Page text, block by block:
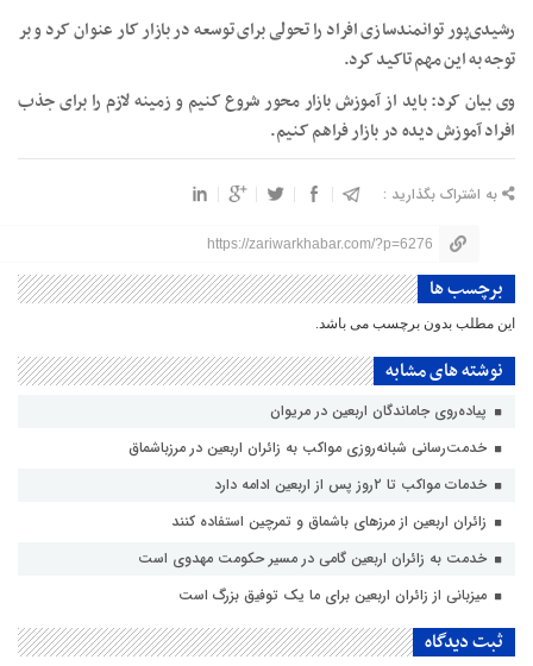
رشیدی‌پور توانمندسازی افراد را تحولی برای توسعه در بازار کار عنوان کرد و بر
توجه به این مهم تاکید کرد.
وی بیان کرد: باید از آموزش بازار محور شروع کنیم و زمینه لازم را برای جذب
افراد آموزش دیده در بازار فراهم کنیم.
به اشتراک بگذارید :
https://zariwarkhabar.com/?p=6276
برچسب ها
این مطلب بدون برچسب می باشد.
نوشته های مشابه
پیاده‌روی جاماندگان اربعین در مریوان
خدمت‌رسانی شبانه‌روزی مواکب به زائران اربعین در مرزباشماق
خدمات مواکب تا ۲روز پس از اربعین ادامه دارد
زائران اربعین از مرزهای باشماق و تمرچین استفاده کنند
خدمت به زائران اربعین گامی در مسیر حکومت مهدوی است
میزبانی از زائران اربعین برای ما یک توفیق بزرگ است
ثبت دیدگاه